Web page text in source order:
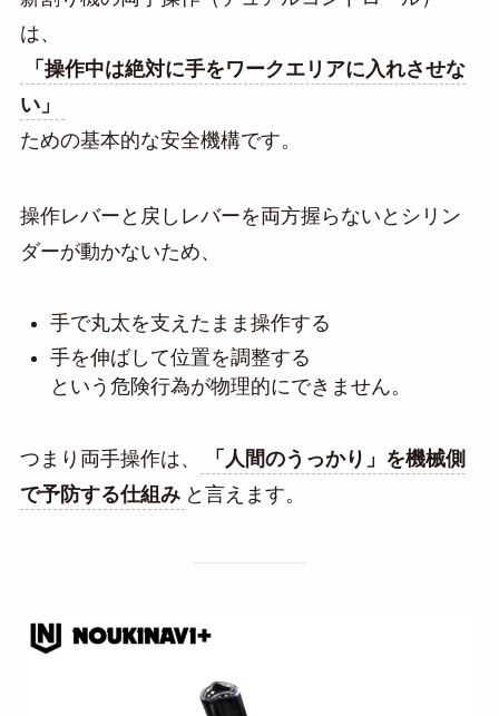
は、
「操作中は絶対に手をワークエリアに入れさせな
い」
ための基本的な安全機構です。
操作レバーと戻しレバーを両方握らないとシリン
ダーが動かないため、
手で丸太を支えたまま操作する
手を伸ばして位置を調整する
という危険行為が物理的にできません。
つまり両手操作は、
「人間のうっかり」を機械側
で予防する仕組み と言えます。